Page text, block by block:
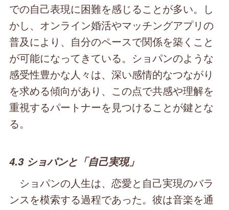
での自己表現に困難を感じることが多い。し
かし、オンライン婚活やマッチングアプリの
普及により、自分のペースで関係を築くこと
が可能になってきている。ショパンのような
感受性豊かな人々は、深い感情的なつながり
を求める傾向があり、この点で共感や理解を
重視するパートナーを見つけることが鍵とな
る。
4.3 ショパンと「自己実現」
ショパンの人生は、恋愛と自己実現のバラ
ンスを模索する過程であった。彼は音楽を通